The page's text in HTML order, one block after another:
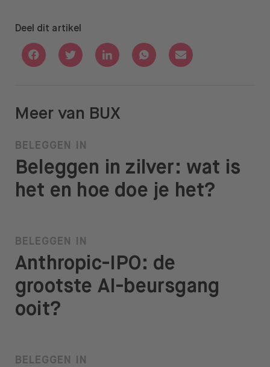
Deel dit artikel
Deel via Facebook
Deel via TwitterDeel via Linkedin
Deel via Whatsapp
Deel via Email
Meer van BUX
BELEGGEN IN
Beleggen in zilver: wat is
het en hoe doe je het?
BELEGGEN IN
Anthropic-IPO: de
grootste AI-beursgang
ooit?
BELEGGEN IN